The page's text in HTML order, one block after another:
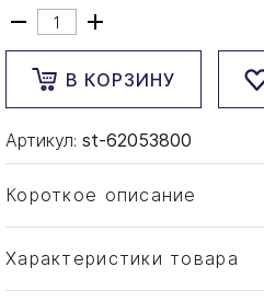
В КОРЗИНУ
Артикул: st-62053800
Короткое описание
Характеристики товара
Тип товара
Стакан